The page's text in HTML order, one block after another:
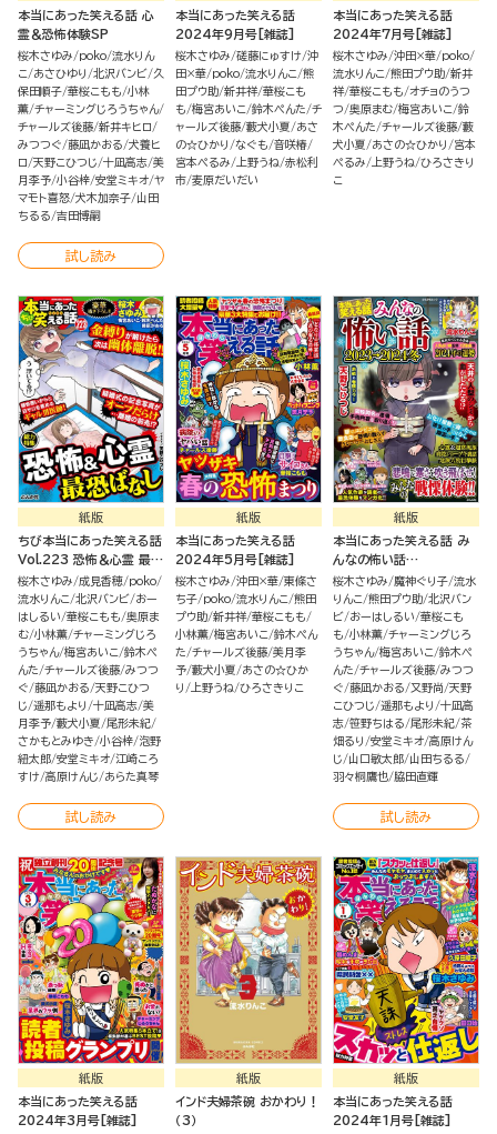
本当にあった笑える話 心
霊＆恐怖体験SP
桜木さゆみ poko 流水りん
こ
あさひゆり 北沢バンビ 久
保田順子 華桜こもも 小林
薫 チャーミングじろうちゃん
チャールズ後藤 新井キヒロ
みつつぐ 藤凪かおる 犬養ヒ
ロ 天野こひつじ 十凪高志 美
月李予 小谷梓 安堂ミキオ ヤ
マモト喜怒 犬木加奈子 山田
ちるる 吉田博嗣
試し読み
本当にあった笑える話
2024年9月号[雑誌]
桜木さゆみ 磋藤にゅすけ 沖
田×華 poko 流水りんこ 熊
田プウ助 新井祥 華桜こも
も 梅宮あいこ 鈴木ぺんた チ
ャールズ後藤 藪犬小夏
あさ
の☆ひかり
なぐも 音咲椿
宮本ぺるみ
上野うね 赤松利
市 麦原だいだい
本当にあった笑える話
2024年7月号[雑誌]
桜木さゆみ 沖田×華 poko
流水りんこ 熊田プウ助 新井
祥 華桜こもも オチョのうつ
つ 奥原まむ 梅宮あいこ 鈴
木ぺんた チャールズ後藤 藪
犬小夏
あさの☆ひかり
宮本
ぺるみ
上野うね ひろさきり
こ
紙版
ちび本当にあった笑える話
Vol.223 恐怖＆心霊 最恐
ばなし
桜木さゆみ 成見香穂 poko
流水りんこ 北沢バンビ おー
はしるい 華桜こもも 奥原ま
む 小林薫 チャーミングじろ
うちゃん 梅宮あいこ 鈴木ぺ
んた チャールズ後藤 みつつ
ぐ 藤凪かおる 天野こひつ
じ 遥那もより 十凪高志 美
月李予 藪犬小夏 尾形未紀
さかもとみゆき 小谷梓 泡野
紐太郎 安堂ミキオ 江崎ころ
すけ 高原けんじ あらた真琴
試し読み
紙版
本当にあった笑える話
2024年5月号[雑誌]
桜木さゆみ 沖田×華 東條さ
ち子 poko 流水りんこ 熊田
プウ助 新井祥 華桜こもも
小林薫 梅宮あいこ 鈴木ぺん
た チャールズ後藤 美月李
予 藪犬小夏
あさの☆ひか
り
上野うね ひろさきりこ
紙版
本当にあった笑える話 み
んなの怖い話
2023→2024冬
桜木さゆみ 魔神ぐり子 流水
りんこ 熊田プウ助 北沢バン
ビ おーはしるい 華桜こも
も 小林薫 チャーミングじろ
うちゃん 梅宮あいこ 鈴木ぺ
んた チャールズ後藤 みつつ
ぐ 藤凪かおる 又野尚 天野
こひつじ 遥那もより
十凪高
志 笹野ちはる 尾形未紀 茶
畑るり
安堂ミキオ 高原けん
じ
山口敏太郎 山田ちるる
羽々桐鷹也 脇田直輝
試し読み
紙版
本当にあった笑える話
2024年3月号[雑誌]
紙版
インド夫婦茶碗 おかわり！
（3）
紙版
本当にあった笑える話
2024年1月号[雑誌]